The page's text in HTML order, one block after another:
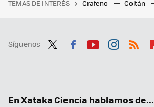
TEMAS DE INTERÉS Grafeno Coltán
Síguenos
En Xataka Ciencia hablamos de...